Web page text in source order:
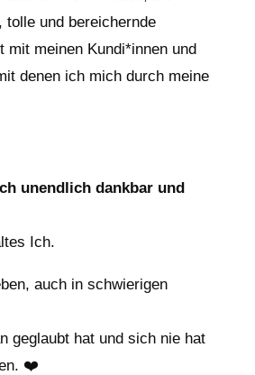
tolle und bereichernde
mit meinen Kundi*innen und
denen ich mich durch meine
unendlich dankbar und
Ich.
auch in schwierigen
geglaubt hat und sich nie hat
❤️